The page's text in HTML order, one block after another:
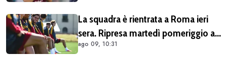
La squadra è rientrata a Roma ieri
sera. Ripresa martedì pomeriggio a
Trigoria
ago 09, 10:31